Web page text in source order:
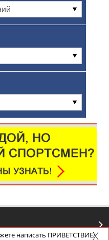
написать ПРИВЕТСТВИЕ/